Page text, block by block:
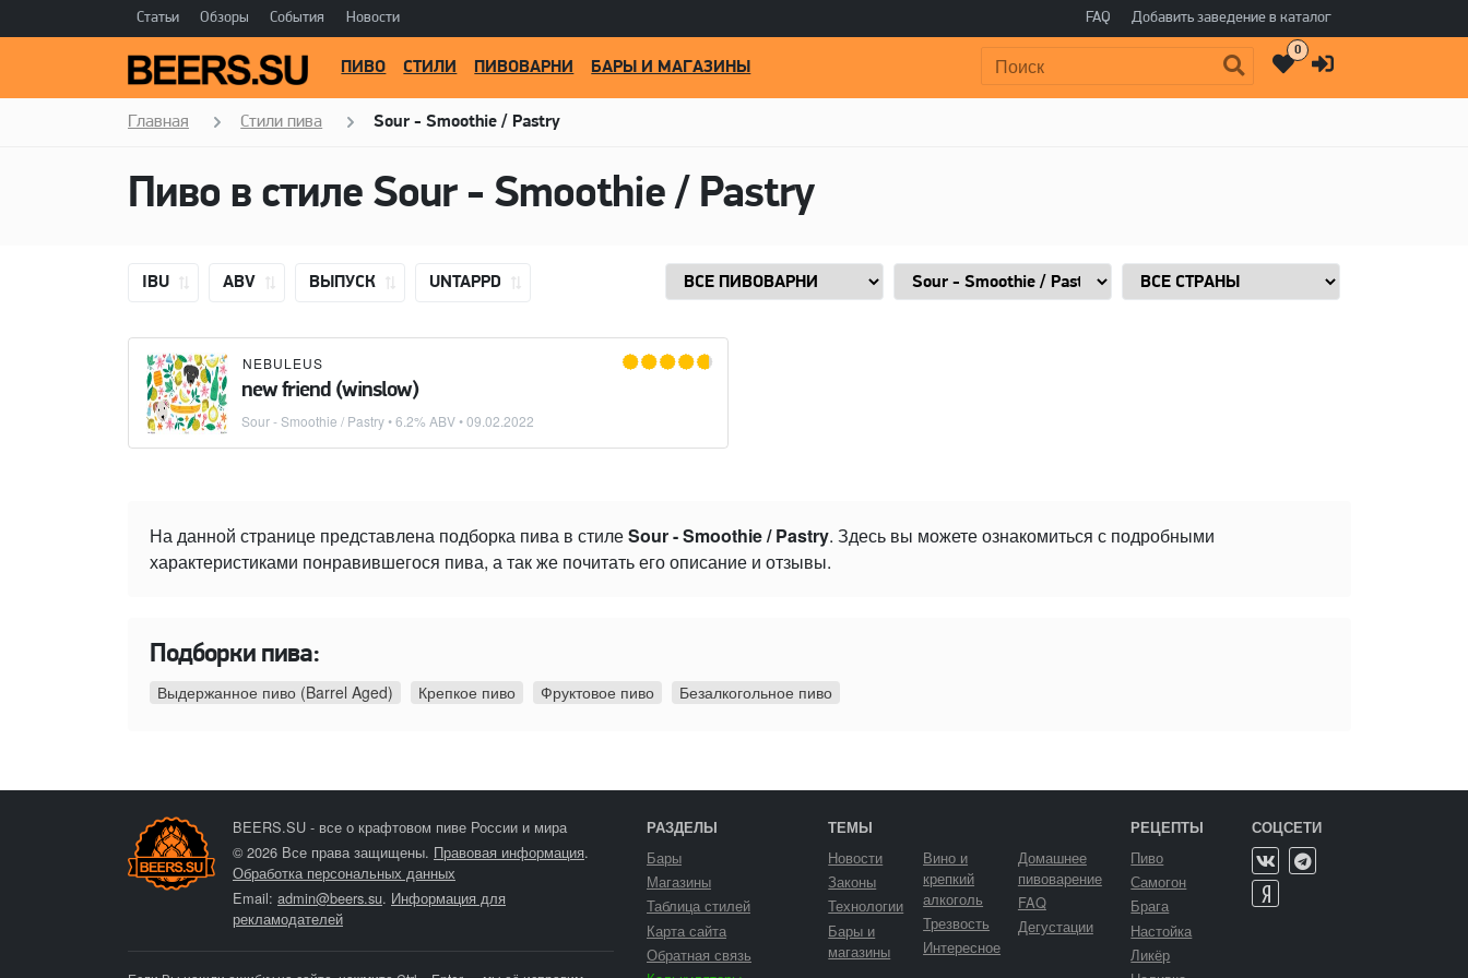
Статьи Обзоры События Новости FAQ Добавить заведение в каталог
Поиск:
ПИВО СТИЛИ ПИВОВАРНИ БАРЫ И МАГАЗИНЫ
0
Главная Стили пива Sour - Smoothie / Pastry
Пиво в стиле Sour - Smoothie / Pastry
IBU ABV ВЫПУСК UNTAPPD
NEBULEUS
new friend (winslow)
Sour - Smoothie / Pastry• 6.2% ABV •09.02.2022
На данной странице представлена подборка пива в стилеSour - Smoothie / Pastry. Здесь вы можете ознакомиться с подробными
характеристиками понравившегося пива, а так же почитать его описание и отзывы.
Подборки пива:
Выдержанное пиво (Barrel Aged) Крепкое пиво Фруктовое пиво Безалкогольное пиво
BEERS.SU - все о крафтовом пиве России и мира
© 2026 Все права защищены. Правовая информация.
Обработка персональных данных
Email: admin@beers.su. Информация для
рекламодателей
РАЗДЕЛЫ
Бары
Магазины
Таблица стилей
Карта сайта
Обратная связь
ТЕМЫ
Новости
Законы
Технологии
Бары и
магазины
Вино и
крепкий
алкоголь
Трезвость
Интересное
Домашнее
пивоварение
FAQ
Дегустации
РЕЦЕПТЫ
Пиво
Самогон
Брага
Настойка
Ликёр
СОЦСЕТИ